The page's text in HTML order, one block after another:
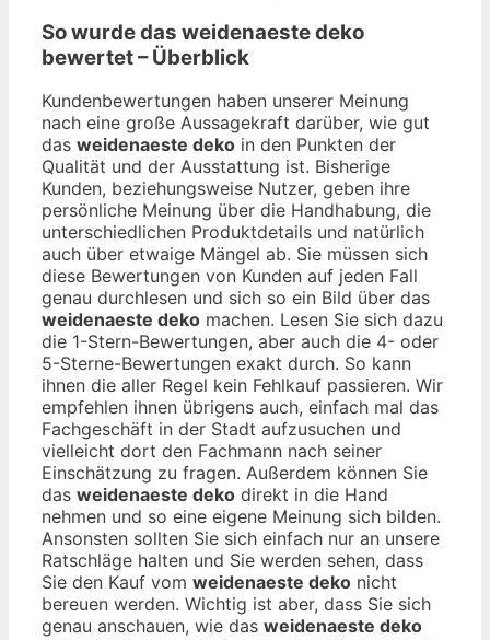
So wurde das weidenaeste deko
bewertet – Überblick
Kundenbewertungen haben unserer Meinung
nach eine große Aussagekraft darüber, wie gut
das weidenaeste deko in den Punkten der
Qualität und der Ausstattung ist. Bisherige
Kunden, beziehungsweise Nutzer, geben ihre
persönliche Meinung über die Handhabung, die
unterschiedlichen Produktdetails und natürlich
auch über etwaige Mängel ab. Sie müssen sich
diese Bewertungen von Kunden auf jeden Fall
genau durchlesen und sich so ein Bild über das
weidenaeste deko machen. Lesen Sie sich dazu
die 1-Stern-Bewertungen, aber auch die 4- oder
5-Sterne-Bewertungen exakt durch. So kann
ihnen die aller Regel kein Fehlkauf passieren. Wir
empfehlen ihnen übrigens auch, einfach mal das
Fachgeschäft in der Stadt aufzusuchen und
vielleicht dort den Fachmann nach seiner
Einschätzung zu fragen. Außerdem können Sie
das weidenaeste deko direkt in die Hand
nehmen und so eine eigene Meinung sich bilden.
Ansonsten sollten Sie sich einfach nur an unsere
Ratschläge halten und Sie werden sehen, dass
Sie den Kauf vom weidenaeste deko nicht
bereuen werden. Wichtig ist aber, dass Sie sich
genau anschauen, wie das weidenaeste deko